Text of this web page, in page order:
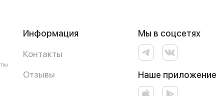
Информация
Контакты
Отзывы
Мы в соцсетях
Наше приложение